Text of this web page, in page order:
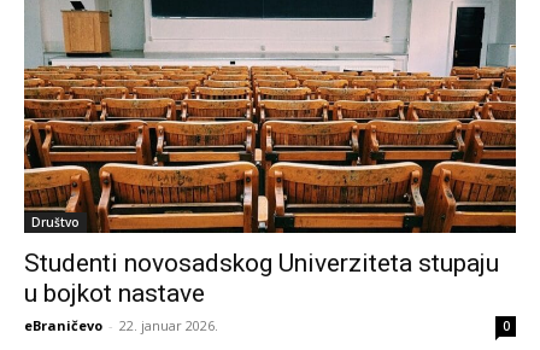
Društvo
Studenti novosadskog Univerziteta stupaju
u bojkot nastave
eBraničevo - 22. januar 2026. 0